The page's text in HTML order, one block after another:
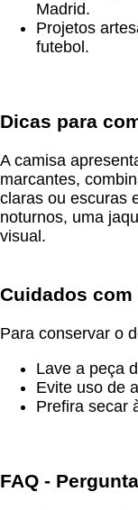
Madrid.
Projetos
futebol.
Dicas para
A camisa
marcantes,
claras ou escuras
noturnos, uma
visual.
Cuidados com
Para conservar o
Lave a peça
Evite uso de
Prefira secar
FAQ -